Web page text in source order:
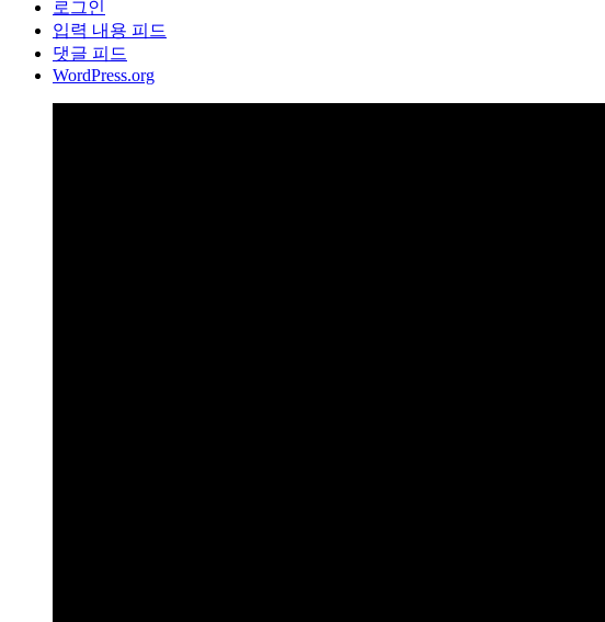
로그인
입력 내용 피드
댓글 피드
WordPress.org